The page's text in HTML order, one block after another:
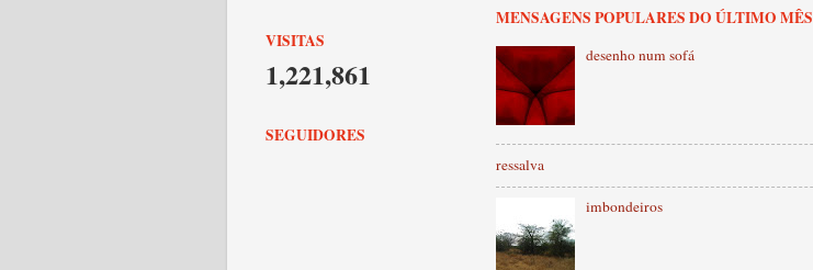
MENSAGENS POPULARES DO ÚLTIMO MÊS
desenho num sofá
ressalva
imbondeiros
VISITAS
1,221,861
SEGUIDORES